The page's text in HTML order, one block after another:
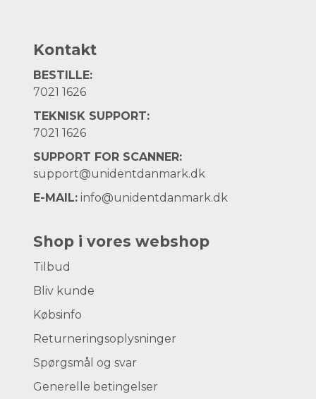
Trygge præparationer
Beskytter den tilstødende tand
Præ-separation
Kontakt
BESTILLE:
7021 1626
TEKNISK SUPPORT:
7021 1626
SUPPORT FOR SCANNER:
support@unidentdanmark.dk
E-MAIL: info@unidentdanmark.dk
Shop i vores webshop
Tilbud
Bliv kunde
Købsinfo
Returneringsoplysninger
Spørgsmål og svar
Generelle betingelser